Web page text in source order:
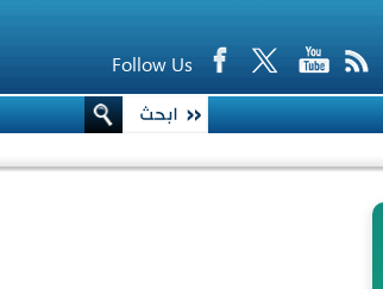
Follow Us